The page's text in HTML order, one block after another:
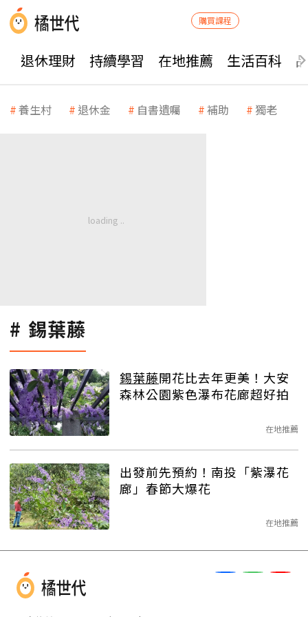
購買課程
退休理財 持續學習 在地推薦 生活百科
養生村 退休金 自書遺囑 補助 獨老
錫葉藤
錫葉藤開花比去年更美！大安
森林公園紫色瀑布花廊超好拍
在地推薦
出發前先預約！南投「紫瀑花
廊」春節大爆花
在地推薦